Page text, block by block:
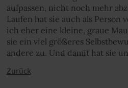
aufpassen, nicht noch mehr
Laufen hat sie auch als Person
ich eher eine kleine, graue
sie ein viel größeres
andere zu. Und damit hat sie
Zurück